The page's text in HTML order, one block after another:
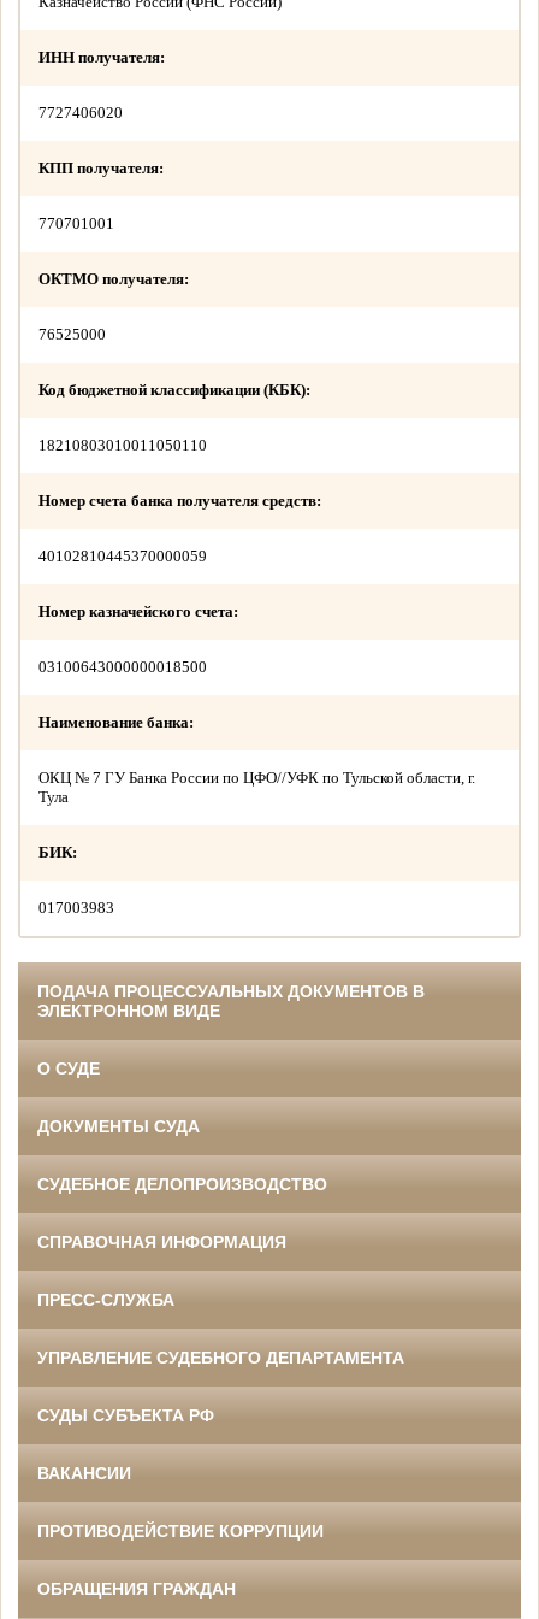
ИНН получателя:
7727406020
КПП получателя:
770701001
ОКТМО получателя:
76525000
Код бюджетной классификации (КБК):
18210803010011050110
Номер счета банка получателя средств:
40102810445370000059
Номер казначейского счета:
03100643000000018500
Наименование банка:
ОКЦ № 7 ГУ Банка России по ЦФО//УФК по Тульской области, г.
Тула
БИК:
017003983
ПОДАЧА ПРОЦЕССУАЛЬНЫХ ДОКУМЕНТОВ В
ЭЛЕКТРОННОМ ВИДЕ
О СУДЕ
ДОКУМЕНТЫ СУДА
СУДЕБНОЕ ДЕЛОПРОИЗВОДСТВО
СПРАВОЧНАЯ ИНФОРМАЦИЯ
ПРЕСС-СЛУЖБА
УПРАВЛЕНИЕ СУДЕБНОГО ДЕПАРТАМЕНТА
СУДЫ СУБЪЕКТА РФ
ВАКАНСИИ
ПРОТИВОДЕЙСТВИЕ КОРРУПЦИИ
ОБРАЩЕНИЯ ГРАЖДАН